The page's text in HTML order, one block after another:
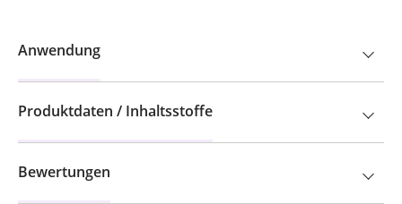
Anwendung
Produktdaten / Inhaltsstoffe
Bewertungen